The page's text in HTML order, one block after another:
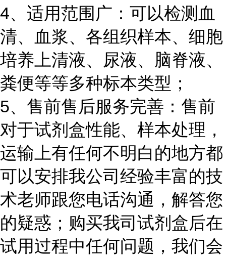
4、适用范围广：可以检测血
清、血浆、各组织样本、细胞
培养上清液、尿液、脑脊液、
粪便等等多种标本类型；
5、售前售后服务完善：售前
对于试剂盒性能、样本处理，
运输上有任何不明白的地方都
可以安排我公司经验丰富的技
术老师跟您电话沟通，解答您
的疑惑；购买我司试剂盒后在
试用过程中任何问题，我们会